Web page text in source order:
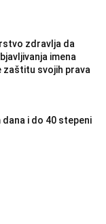
zdravlja da
imena
zaštitu svojih prava
i do 40 stepeni